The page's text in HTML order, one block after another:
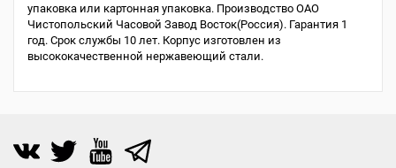
упаковка или картонная упаковка. Производство ОАО
Чистопольский Часовой Завод Восток(Россия). Гарантия 1
год. Срок службы 10 лет. Корпус изготовлен из
высококачественной нержавеющий стали.